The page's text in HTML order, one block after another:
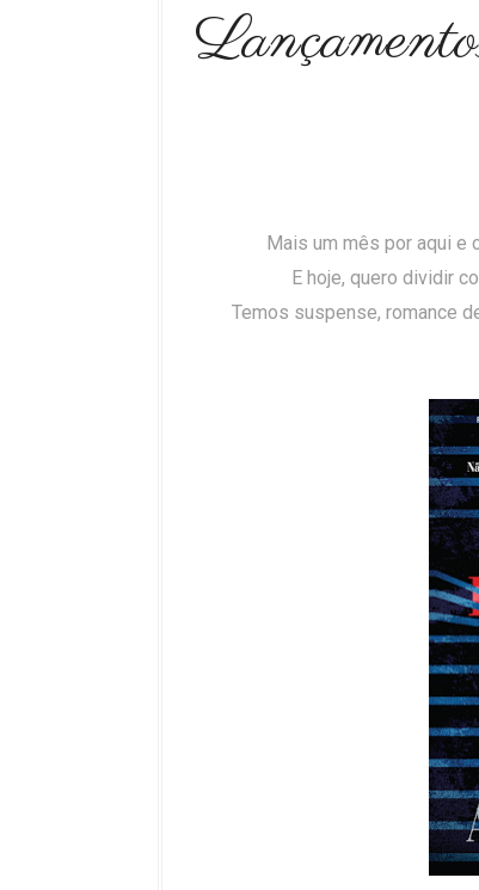
Mais um mês por aqui e
E hoje, quero dividir
Temos suspense, romance